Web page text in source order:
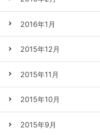
2016年1月
2015年12月
2015年11月
2015年10月
2015年9月